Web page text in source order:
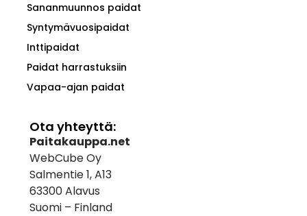
Sananmuunnos paidat
Syntymävuosipaidat
Inttipaidat
Paidat harrastuksiin
Vapaa-ajan paidat
Ota yhteyttä:
Paitakauppa.net
WebCube Oy
Salmentie 1, A13
63300 Alavus
Suomi – Finland